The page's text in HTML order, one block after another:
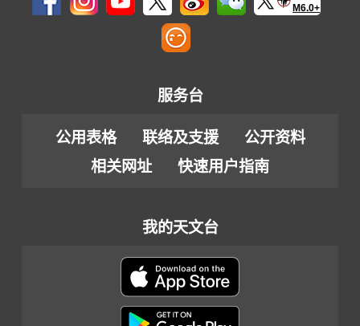
M6.0+
服务台
公用表格 联络及支援
公开资料
相关网址
快速用户指南
我的天文台